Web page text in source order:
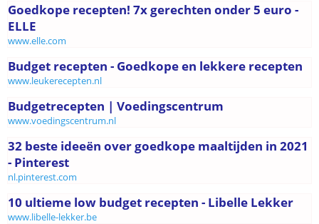
Goedkope recepten! 7x gerechten onder 5 euro -
ELLE
www.elle.com
Budget recepten - Goedkope en lekkere recepten
www.leukerecepten.nl
Budgetrecepten | Voedingscentrum
www.voedingscentrum.nl
32 beste ideeën over goedkope maaltijden in 2021
- Pinterest
nl.pinterest.com
10 ultieme low budget recepten - Libelle Lekker
www.libelle-lekker.be